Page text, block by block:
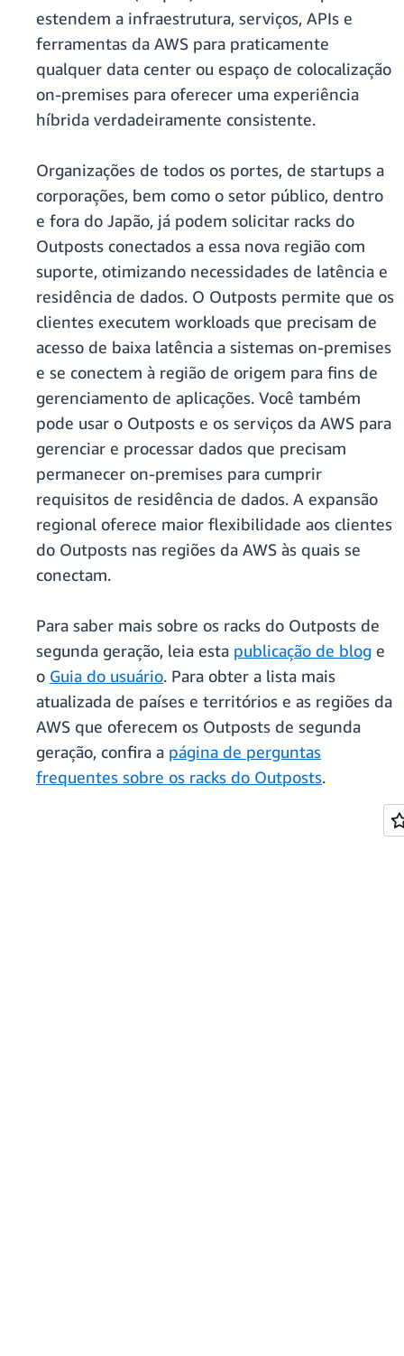
estendem a infraestrutura, serviços, APIs e
ferramentas da AWS para praticamente
qualquer data center ou espaço de colocalização
on-premises para oferecer uma experiência
híbrida verdadeiramente consistente.
Organizações de todos os portes, de startups a
corporações, bem como o setor público, dentro
e fora do Japão, já podem solicitar racks do
Outposts conectados a essa nova região com
suporte, otimizando necessidades de latência e
residência de dados. O Outposts permite que os
clientes executem workloads que precisam de
acesso de baixa latência a sistemas on-premises
e se conectem à região de origem para fins de
gerenciamento de aplicações. Você também
pode usar o Outposts e os serviços da AWS para
gerenciar e processar dados que precisam
permanecer on-premises para cumprir
requisitos de residência de dados. A expansão
regional oferece maior flexibilidade aos clientes
do Outposts nas regiões da AWS às quais se
conectam.
Para saber mais sobre os racks do Outposts de
segunda geração, leia esta publicação de blog e
o Guia do usuário. Para obter a lista mais
atualizada de países e territórios e as regiões da
AWS que oferecem os Outposts de segunda
geração, confira a página de perguntas
frequentes sobre os racks do Outposts.